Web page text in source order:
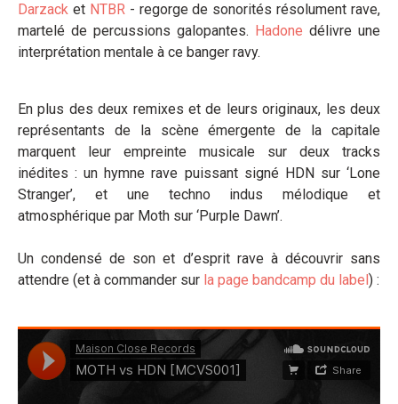
Darzack et NTBR- regorge de sonorités résolument rave,
martelé de percussions galopantes. Hadone délivre une
interprétation mentale à ce banger ravy.
En plus des deux remixes et de leurs originaux, les deux
représentants de la scène émergente de la capitale
marquent leur empreinte musicale sur deux tracks
inédites : un hymne rave puissant signé HDN sur ‘Lone
Stranger’, et une techno indus mélodique et
atmosphérique par Moth sur ‘Purple Dawn’.
Un condensé de son et d’esprit rave à découvrir sans
attendre (et à commander sur la page bandcamp du label ) :